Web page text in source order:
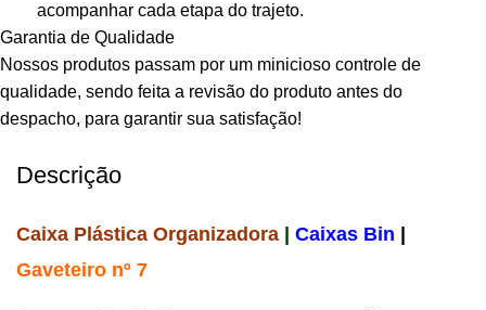
acompanhar cada etapa do trajeto.
Garantia de Qualidade
Nossos produtos passam por um minicioso controle de
qualidade, sendo feita a revisão do produto antes do
despacho, para garantir sua satisfação!
Descrição
Caixa Plástica Organizadora Caixas Bin
Gaveteiro nº 7